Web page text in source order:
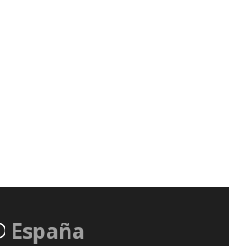
España